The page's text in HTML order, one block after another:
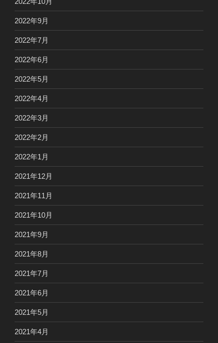
2022年9月
2022年7月
2022年6月
2022年5月
2022年4月
2022年3月
2022年2月
2022年1月
2021年12月
2021年11月
2021年10月
2021年9月
2021年8月
2021年7月
2021年6月
2021年5月
2021年4月